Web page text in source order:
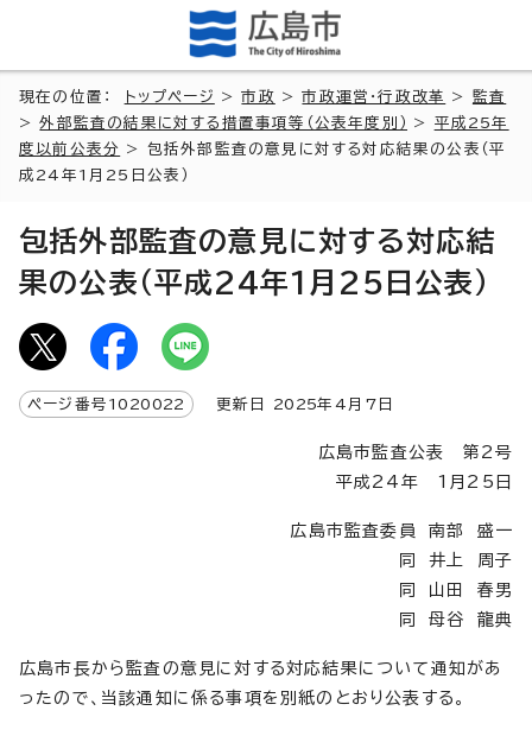
現在の位置： トップページ >市政 >市政運営・行政改革 > 監査
>外部監査の結果に対する措置事項等（公表年度別） > 平成25年
度以前公表分 > 包括外部監査の意見に対する対応結果の公表（平
成24年1月25日公表）
包括外部監査の意見に対する対応結
果の公表（平成24年1月25日公表）
ページ番号 1020022 更新日 2025年4月7日
広島市監査公表 第2号
平成24年 1月25日
広島市監査委員 南部 盛一
同 井上 周子
同 山田 春男
同 母谷 龍典
広島市長から監査の意見に対する対応結果について通知があ
ったので、当該通知に係る事項を別紙のとおり公表する。